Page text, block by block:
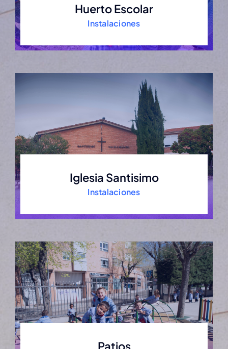
Huerto Escolar
Instalaciones
Iglesia Santisimo
Instalaciones